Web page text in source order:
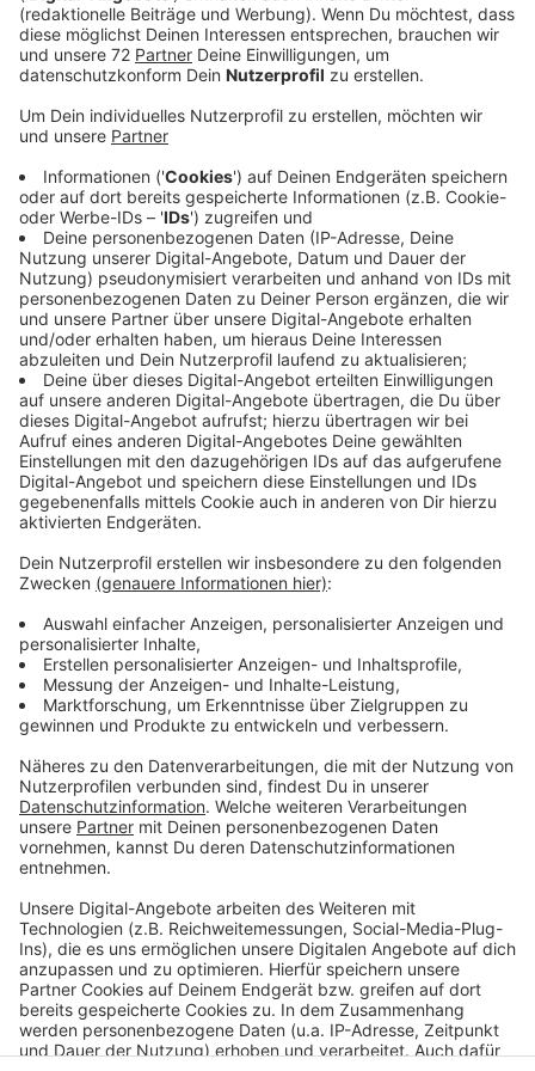
Anzeige
Der Erlebnishof Löbke in Laggenbeck hat insgesamt
gespendet. Die Spenden stammen überwiegend von
Besuchern des Weihnachtsdorfes an den
Advenstwochenenden auf dem Hof, zum Beispiel vom
Werfen an der Dosenpyramide. Die Familie Löbke gibt
nochmal 500 Euro dazu. Insgesamt sind 2.300 Euro für
die Aktion Lichtblicke zusammengekommen. Ein
großes Danke an alle Spender und den Hof Löbke!
Anzeige
DieAktion Lichtblickeist eine Hilfsaktion von RADIO
RST und den anderen NRW-Lokalradios, den
Westfalen-Lippe. Sie unterstützt seit über 20 Jahren
Verschulden in Not geraten sind.
Anzeige
©Hof Löbke
Anzeige
Anzeige